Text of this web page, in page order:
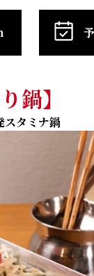
鍋】
スタミナ鍋